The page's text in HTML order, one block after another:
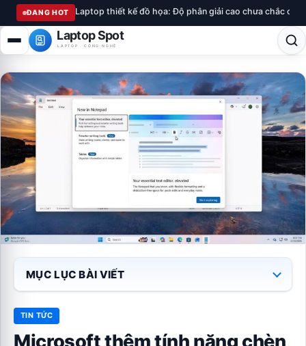
ĐANG HOT Laptop thiết kế đồ họa: Độ phân giải cao chưa chắc
Laptop Spot
LAPTOP · CÔNG NGHỆ
MỤC LỤC BÀI VIẾT
TIN TỨC